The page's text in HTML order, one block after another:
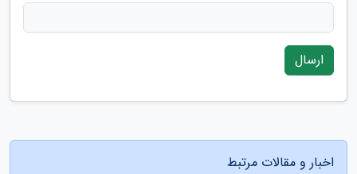
ارسال
اخبار و مقالات مرتبط